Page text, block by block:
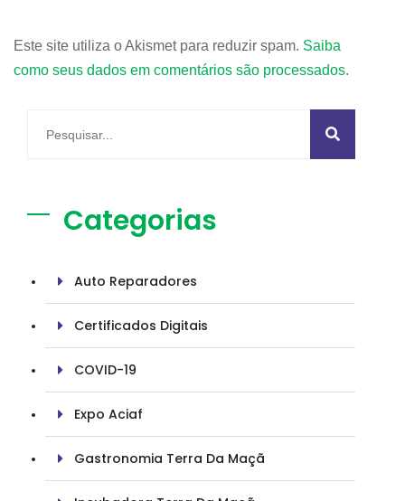
Este site utiliza o Akismet para reduzir spam. Saiba
como seus dados em comentários são processados.
Categorias
Auto Reparadores
Certificados Digitais
COVID-19
Expo Aciaf
Gastronomia Terra Da Maçã